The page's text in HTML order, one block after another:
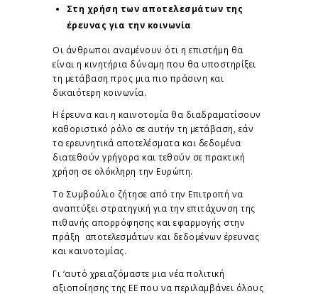
Στη χρήση των αποτελεσμάτων της
έρευνας για την κοινωνία
Οι άνθρωποι αναμένουν ότι η επιστήμη θα
είναι η κινητήρια δύναμη που θα υποστηρίξει
τη μετάβαση προς μια πιο πράσινη και
δικαιότερη κοινωνία.
Η έρευνα και η καινοτομία θα διαδραματίσουν
καθοριστικό ρόλο σε αυτήν τη μετάβαση, εάν
τα ερευνητικά αποτελέσματα και δεδομένα
διατεθούν γρήγορα και τεθούν σε πρακτική
χρήση σε ολόκληρη την Ευρώπη.
Το Συμβούλιο ζήτησε από την Επιτροπή να
αναπτύξει στρατηγική για την επιτάχυνση της
πιθανής απορρόφησης και εφαρμογής στην
πράξη αποτελεσμάτων και δεδομένων έρευνας
και καινοτομίας.
Γι ‘αυτό χρειαζόμαστε μια νέα πολιτική
αξιοποίησης της ΕΕ που να περιλαμβάνει όλους